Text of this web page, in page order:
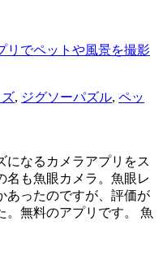
リでペットや風景を撮影
, ジグソーパズル, ペッ
になるカメラアプリをス
名も魚眼カメラ。魚眼レ
あったのですが、評価が
。無料のアプリです。 魚